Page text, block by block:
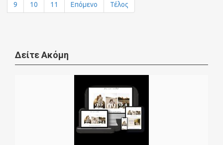
9 10 11 Επόμενο Τέλος
Δείτε Ακόμη